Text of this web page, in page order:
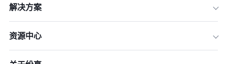
解决方案
资源中心